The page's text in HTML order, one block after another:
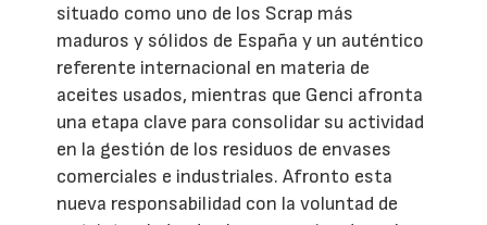
situado como uno de los Scrap más
maduros y sólidos de España y un auténtico
referente internacional en materia de
aceites usados, mientras que Genci afronta
una etapa clave para consolidar su actividad
en la gestión de los residuos de envases
comerciales e industriales. Afronto esta
nueva responsabilidad con la voluntad de